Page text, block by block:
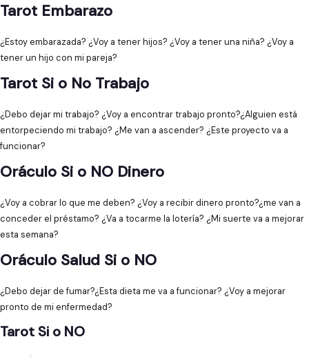
Tarot Embarazo
¿Estoy embarazada? ¿Voy a tener hijos? ¿Voy a tener una niña? ¿Voy a
tener un hijo con mi pareja?
Tarot Si o No Trabajo
¿Debo dejar mi trabajo? ¿Voy a encontrar trabajo pronto?¿Alguien está
entorpeciendo mi trabajo? ¿Me van a ascender? ¿Este proyecto va a
funcionar?
Oráculo Si o NO Dinero
¿Voy a cobrar lo que me deben? ¿Voy a recibir dinero pronto?¿me van a
conceder el préstamo? ¿Va a tocarme la lotería? ¿Mi suerte va a mejorar
esta semana?
Oráculo Salud Si o NO
¿Debo dejar de fumar?¿Esta dieta me va a funcionar? ¿Voy a mejorar
pronto de mi enfermedad?
Tarot Si o NO